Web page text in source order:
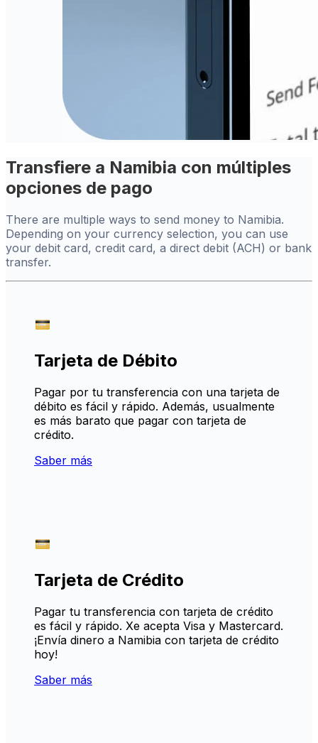
Transfiere a Namibia con múltiples
opciones de pago
There are multiple ways to send money to Namibia.
Depending on your currency selection, you can use
your debit card, credit card, a direct debit (ACH) or bank
transfer.
Tarjeta de Débito
Pagar por tu transferencia con una tarjeta de
débito es fácil y rápido. Además, usualmente
es más barato que pagar con tarjeta de
crédito.
Saber más
Tarjeta de Crédito
Pagar tu transferencia con tarjeta de crédito
es fácil y rápido. Xe acepta Visa y Mastercard.
¡Envía dinero a Namibia con tarjeta de crédito
hoy!
Saber más